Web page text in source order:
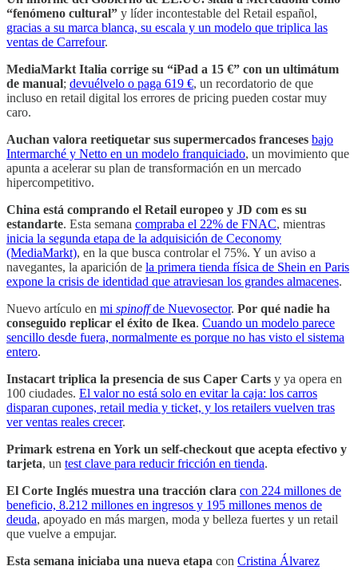
“fenómeno cultural” y líder incontestable del Retail español,
gracias a su marca blanca, su escala y un modelo que triplica las
ventas de Carrefour.
MediaMarkt Italia corrige su “iPad a 15 €” con un ultimátum
de manual; devuélvelo o paga 619 €, un recordatorio de que
incluso en retail digital los errores de pricing pueden costar muy
caro.
Auchan valora reetiquetar sus supermercados franceses bajo
Intermarché y Netto en un modelo franquiciado, un movimiento que
apunta a acelerar su plan de transformación en un mercado
hipercompetitivo.
China está comprando el Retail europeo y JD com es su
estandarte. Esta semana compraba el 22% de FNAC, mientras
inicia la segunda etapa de la adquisición de Ceconomy
(MediaMarkt), en la que busca controlar el 75%. Y un aviso a
navegantes, la aparición de la primera tienda física de Shein en Paris
expone la crisis de identidad que atraviesan los grandes almacenes.
Nuevo artículo en mi spinoffde Nuevosector. Por qué nadie ha
conseguido replicar el éxito de Ikea. Cuando un modelo parece
sencillo desde fuera, normalmente es porque no has visto el sistema
entero.
Instacart triplica la presencia de sus Caper Carts y ya opera en
100 ciudades. El valor no está solo en evitar la caja: los carros
disparan cupones, retail media y ticket, y los retailers vuelven tras
ver ventas reales crecer.
Primark estrena en York un self-checkout que acepta efectivo y
tarjeta, un test clave para reducir fricción en tienda.
El Corte Inglés muestra una tracción clara con 224 millones de
beneficio, 8.212 millones en ingresos y 195 millones menos de
deuda, apoyado en más margen, moda y belleza fuertes y un retail
que vuelve a empujar.
Esta semana iniciaba una nueva etapa con Cristina Álvarez